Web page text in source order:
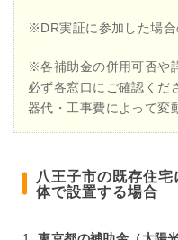
※DR実証に参加した場合
※各補助金の併用可否や
必ず各窓口にご確認くだ
器代・工事費によって変
八王子市の既存住
体で設置する場合